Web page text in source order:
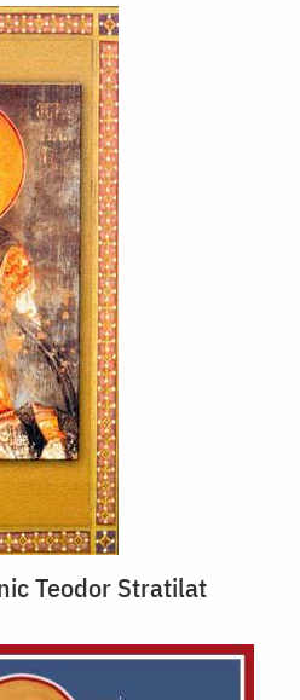
Teodor Stratilat